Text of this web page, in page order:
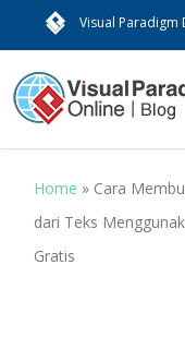
Visual Paradigm
Home » Cara
dari Teks
Gratis